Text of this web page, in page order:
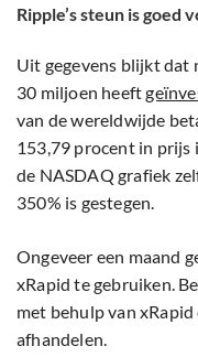
Ripple’s steun is goed
Uit gegevens blijkt dat
30 miljoen heeft
van de wereldwijde
153,79 procent in prijs
de NASDAQ grafiek
350% is gestegen.
Ongeveer een maand
xRapid te gebruiken.
met behulp van
afhandelen.